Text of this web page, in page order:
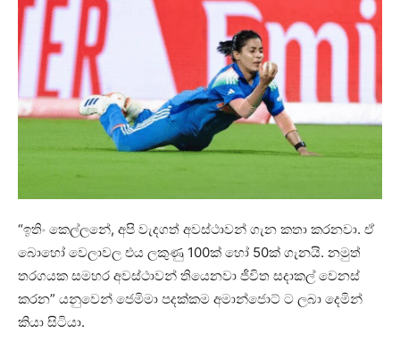
“ඉතිං කෙල්ලනේ, අපි වැදගත් අවස්ථාවන් ගැන කතා කරනවා. ඒ
බොහෝ වෙලාවල එය ලකුණු 100ක් හෝ 50ක් ගැනයි. නමුත්
තරගයක සමහර අවස්ථාවන් තියෙනවා ජීවිත සදාකල් වෙනස්
කරන” යනුවෙන් ජෙමිමා පදක්කම අමාන්ජොට් ට ලබා දෙමින්
කියා සිටියා.